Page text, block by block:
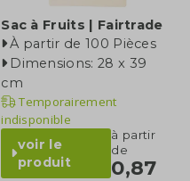
Sac à Fruits | Fairtrade
À partir de 100 Pièces
Dimensions: 28 x 39
cm
Temporairement
indisponible
voir le
produit
à partir
de
0,87